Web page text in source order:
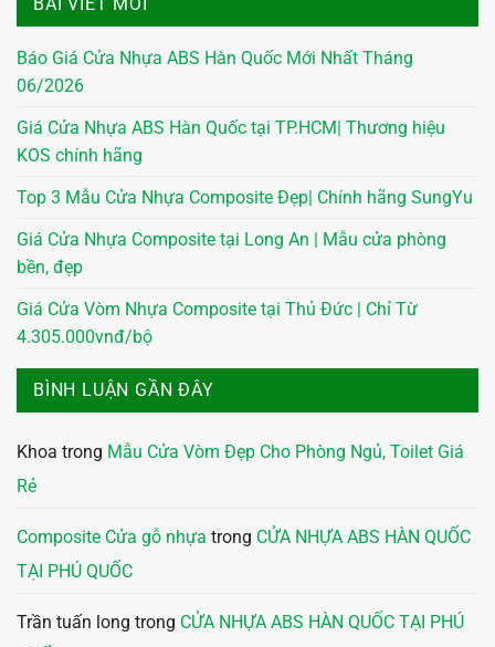
Báo Giá Cửa Nhựa ABS Hàn Quốc Mới Nhất Tháng
06/2026
Giá Cửa Nhựa ABS Hàn Quốc tại TP.HCM| Thương hiệu
KOS chính hãng
Top 3 Mẫu Cửa Nhựa Composite Đẹp| Chính hãng SungYu
Giá Cửa Nhựa Composite tại Long An | Mẫu cửa phòng
bền, đẹp
Giá Cửa Vòm Nhựa Composite tại Thủ Đức | Chỉ Từ
4.305.000vnđ/bộ
BÌNH LUẬN GẦN ĐÂY
Khoa trong Mẫu Cửa Vòm Đẹp Cho Phòng Ngủ, Toilet Giá
Rẻ
Composite Cửa gỗ nhựa trong CỬA NHỰA ABS HÀN QUỐC
TẠI PHÚ QUỐC
Trần tuấn long trong CỬA NHỰA ABS HÀN QUỐC TẠI PHÚ